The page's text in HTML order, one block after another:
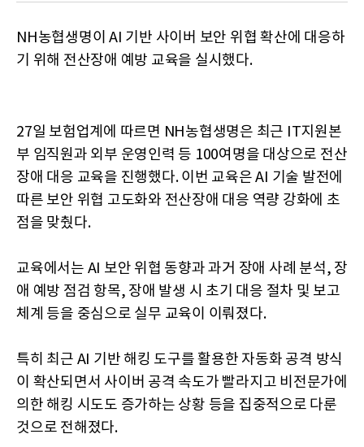
NH농협생명이 AI 기반 사이버 보안 위협 확산에 대응하
기 위해 전산장애 예방 교육을 실시했다.
27일 보험업계에 따르면 NH농협생명은 최근 IT지원본
부 임직원과 외부 운영인력 등 100여명을 대상으로 전산
장애 대응 교육을 진행했다. 이번 교육은 AI 기술 발전에
따른 보안 위협 고도화와 전산장애 대응 역량 강화에 초
점을 맞췄다.
교육에서는 AI 보안 위협 동향과 과거 장애 사례 분석, 장
애 예방 점검 항목, 장애 발생 시 초기 대응 절차 및 보고
체계 등을 중심으로 실무 교육이 이뤄졌다.
특히 최근 AI 기반 해킹 도구를 활용한 자동화 공격 방식
이 확산되면서 사이버 공격 속도가 빨라지고 비전문가에
의한 해킹 시도도 증가하는 상황 등을 집중적으로 다룬
것으로 전해졌다.